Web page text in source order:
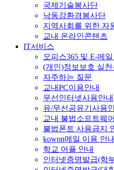
국제기술봉사단
낙동강환경봉사단
지역사회를 위한 자
교내 온라인콘텐츠
IT서비스
오피스365 및 E-메
(개인)정보보호 실천
자주하는 질문
교내PC이용안내
무선인터넷사용안내
유/무선공유기사용
교내 불법소프트웨
불법폰트 사용금지
kowon메일 이용 안내
학교 어플 안내
인터넷증명발급(학